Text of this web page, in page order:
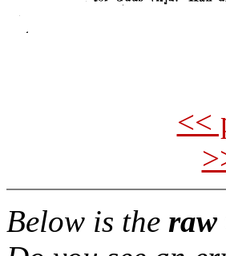
<<
Below is the raw